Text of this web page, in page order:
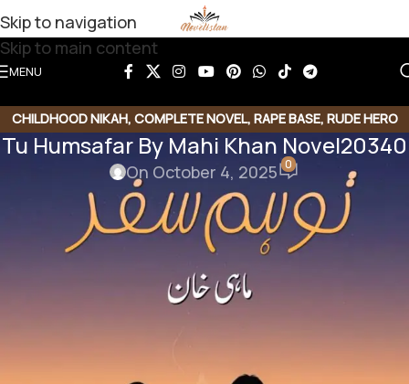
Skip to navigation
Skip to main content
MENU
CHILDHOOD NIKAH, COMPLETE NOVEL, RAPE BASE, RUDE HERO
BASED,SOCIAL ISSUES BASED
Tu Humsafar By Mahi Khan Novel20340
On October 4, 2025 0
Share this Novel
Share Link
Tu Humsafar By Mahi Khan
Rape Based | Revenge Based | Cousin Based | Hidden